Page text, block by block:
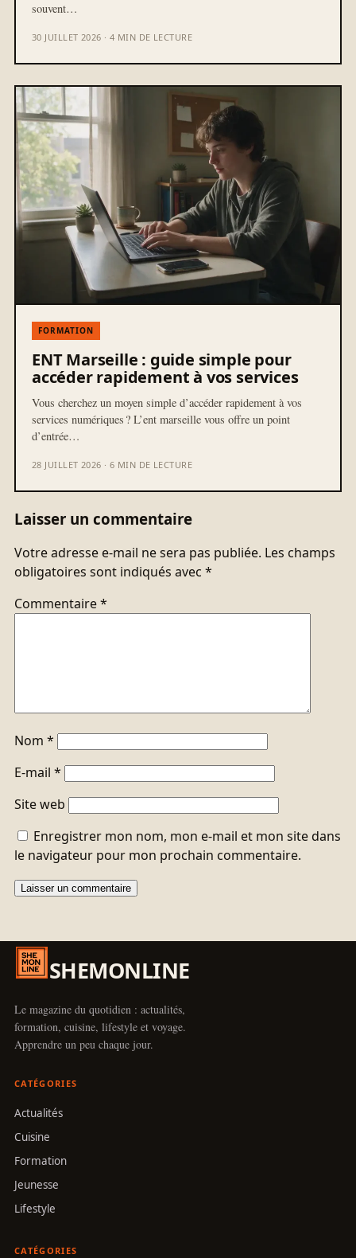
souvent…
30 JUILLET 2026 · 4 MIN DE LECTURE
FORMATION
ENT Marseille : guide simple pour
accéder rapidement à vos services
Vous cherchez un moyen simple d’accéder rapidement à vos
services numériques ? L’ent marseille vous offre un point
d’entrée…
28 JUILLET 2026 · 6 MIN DE LECTURE
Laisser un commentaire
Votre adresse e-mail ne sera pas publiée. Les champs
obligatoires sont indiqués avec *
Commentaire*
Nom *
E-mail *
Site web
Enregistrer mon nom, mon e-mail et mon site dans
le navigateur pour mon prochain commentaire.
SHEMONLINE
Le magazine du quotidien : actualités,
formation, cuisine, lifestyle et voyage.
Apprendre un peu chaque jour.
CATÉGORIES
Actualités
Cuisine
Formation
Jeunesse
Lifestyle
CATÉGORIES